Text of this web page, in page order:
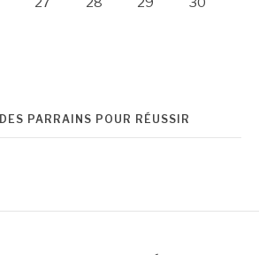
PARRAINS POUR RÉUSSIR